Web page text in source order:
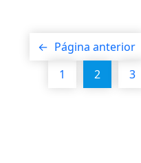
← Página anterior
1
2 3